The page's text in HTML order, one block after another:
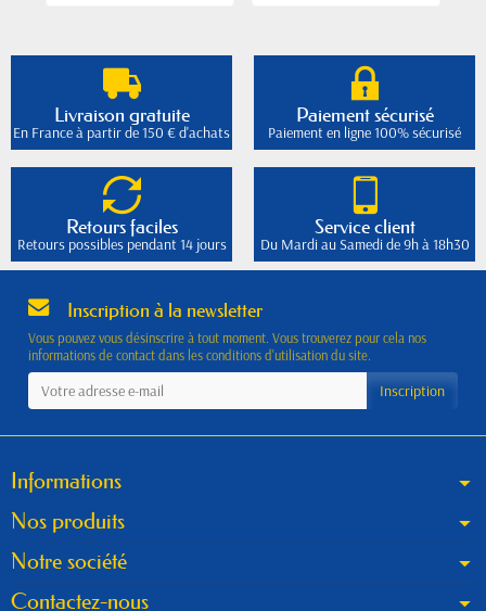
Livraison gratuite
En France à partir de 150 € d'achats
Paiement sécurisé
Paiement en ligne 100% sécurisé
Retours faciles
Retours possibles pendant 14 jours
Service client
Du Mardi au Samedi de 9h à 18h30
Inscription à la newsletter
Vous pouvez vous désinscrire à tout moment. Vous trouverez pour cela nos
informations de contact dans les conditions d'utilisation du site.
Informations
Nos produits
Notre société
Contactez-nous